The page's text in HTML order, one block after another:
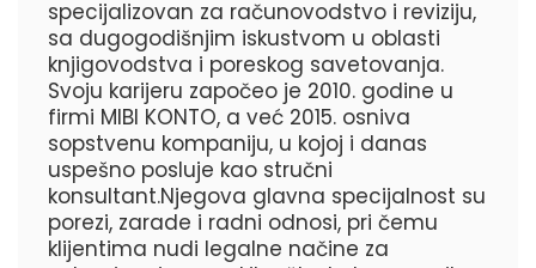
specijalizovan za računovodstvo i reviziju,
sa dugogodišnjim iskustvom u oblasti
knjigovodstva i poreskog savetovanja.
Svoju karijeru započeo je 2010. godine u
firmi MIBI KONTO, a već 2015. osniva
sopstvenu kompaniju, u kojoj i danas
uspešno posluje kao stručni
konsultant.Njegova glavna specijalnost su
porezi, zarade i radni odnosi, pri čemu
klijentima nudi legalne načine za